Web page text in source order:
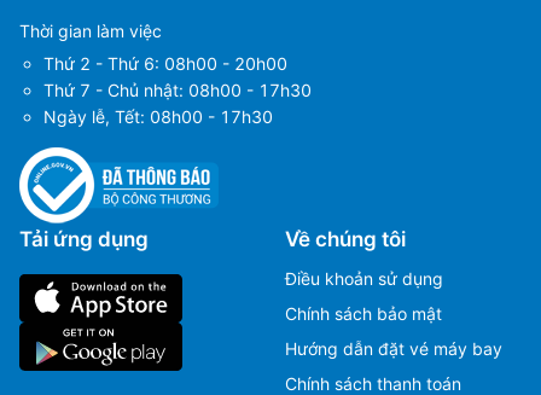
Thời gian làm việc
Thứ 2 - Thứ 6: 08h00 - 20h00
Thứ 7 - Chủ nhật: 08h00 - 17h30
Ngày lễ, Tết: 08h00 - 17h30
Tải ứng dụng Về chúng tôi
Điều khoản sử dụng
Chính sách bảo mật
Hướng dẫn đặt vé máy bay
Chính sách thanh toán